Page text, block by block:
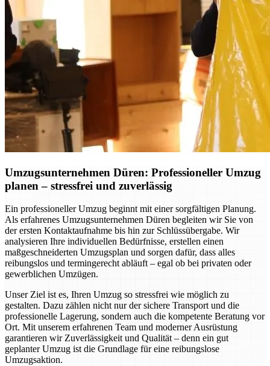
Umzugsunternehmen Düren: Professioneller Umzug
planen – stressfrei und zuverlässig
Ein professioneller Umzug beginnt mit einer sorgfältigen Planung.
Als erfahrenes Umzugsunternehmen Düren begleiten wir Sie von
der ersten Kontaktaufnahme bis hin zur Schlüssübergabe. Wir
analysieren Ihre individuellen Bedürfnisse, erstellen einen
maßgeschneiderten Umzugsplan und sorgen dafür, dass alles
reibungslos und termingerecht abläuft – egal ob bei privaten oder
gewerblichen Umzügen.
Unser Ziel ist es, Ihren Umzug so stressfrei wie möglich zu
gestalten. Dazu zählen nicht nur der sichere Transport und die
professionelle Lagerung, sondern auch die kompetente Beratung vor
Ort. Mit unserem erfahrenen Team und moderner Ausrüstung
garantieren wir Zuverlässigkeit und Qualität – denn ein gut
geplanter Umzug ist die Grundlage für eine reibungslose
Umzugsaktion.